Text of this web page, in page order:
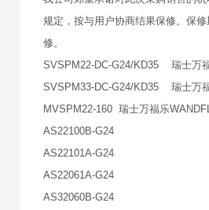
规定，按与用户协商结果保修。保
修。
SVSPM22-DC-G24/KD35 瑞士万
SVSPM33-DC-G24/KD35 瑞士万
MVSPM22-160 瑞士万福乐
AS22100B-G24
AS22101A-G24
AS22061A-G24
AS32060B-G24